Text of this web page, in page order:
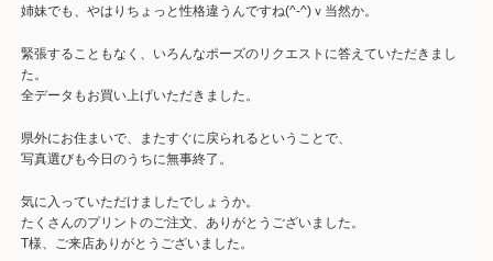
姉妹でも、やはりちょっと性格違うんですね(^-^)ｖ当然か。
緊張することもなく、いろんなポーズのリクエストに答えていただきまし
た。
全データもお買い上げいただきました。
県外にお住まいで、またすぐに戻られるということで、
写真選びも今日のうちに無事終了。
気に入っていただけましたでしょうか。
たくさんのプリントのご注文、ありがとうございました。
T様、ご来店ありがとうございました。